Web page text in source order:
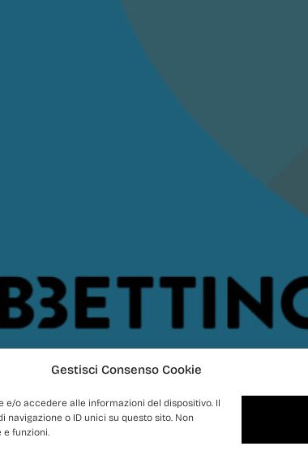
Gestisci Consenso Cookie
o accedere alle informazioni del dispositivo. Il
o ID unici su questo sito. Non
funzioni.